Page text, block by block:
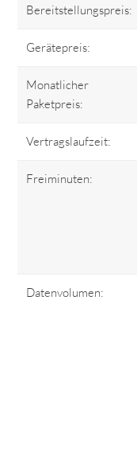
Bereitstellungspreis:
Gerätepreis:
Monatlicher
Paketpreis:
Vertragslaufzeit:
Freiminuten:
Datenvolumen: